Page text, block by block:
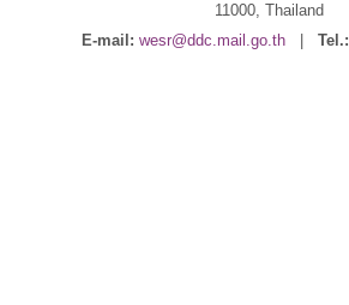
11000, Thailand
E-mail: wesr@ddc.mail.go.th| Tel.: